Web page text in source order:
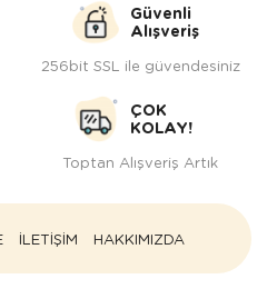
Güvenli
Alışveriş
256bit SSL ile güvendesiniz
ÇOK
KOLAY!
Toptan Alışveriş Artık
İLETİŞİM HAKKIMIZDA